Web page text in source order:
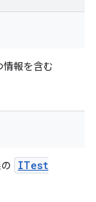
情報を含む
ITest